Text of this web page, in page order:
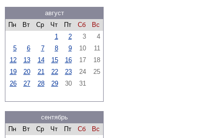
август
Пн
Вт Ср Чт Пт Сб
Вс
1
2 3
4
5
6 7 8 9 10
11
12
13 14 15 16 17
18
19
20 21 22 23 24
25
26
27 28 29 30 31
сентябрь
Пн
Вт Ср Чт Пт Сб
Вс